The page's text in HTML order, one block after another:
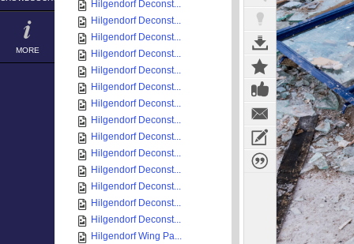
MORE
Hilgendorf Deconst...
Hilgendorf Deconst...
Hilgendorf Deconst...
Hilgendorf Deconst...
Hilgendorf Deconst...
Hilgendorf Deconst...
Hilgendorf Deconst...
Hilgendorf Deconst...
Hilgendorf Deconst...
Hilgendorf Deconst...
Hilgendorf Deconst...
Hilgendorf Deconst...
Hilgendorf Deconst...
Hilgendorf Deconst...
Hilgendorf Wing Pa...